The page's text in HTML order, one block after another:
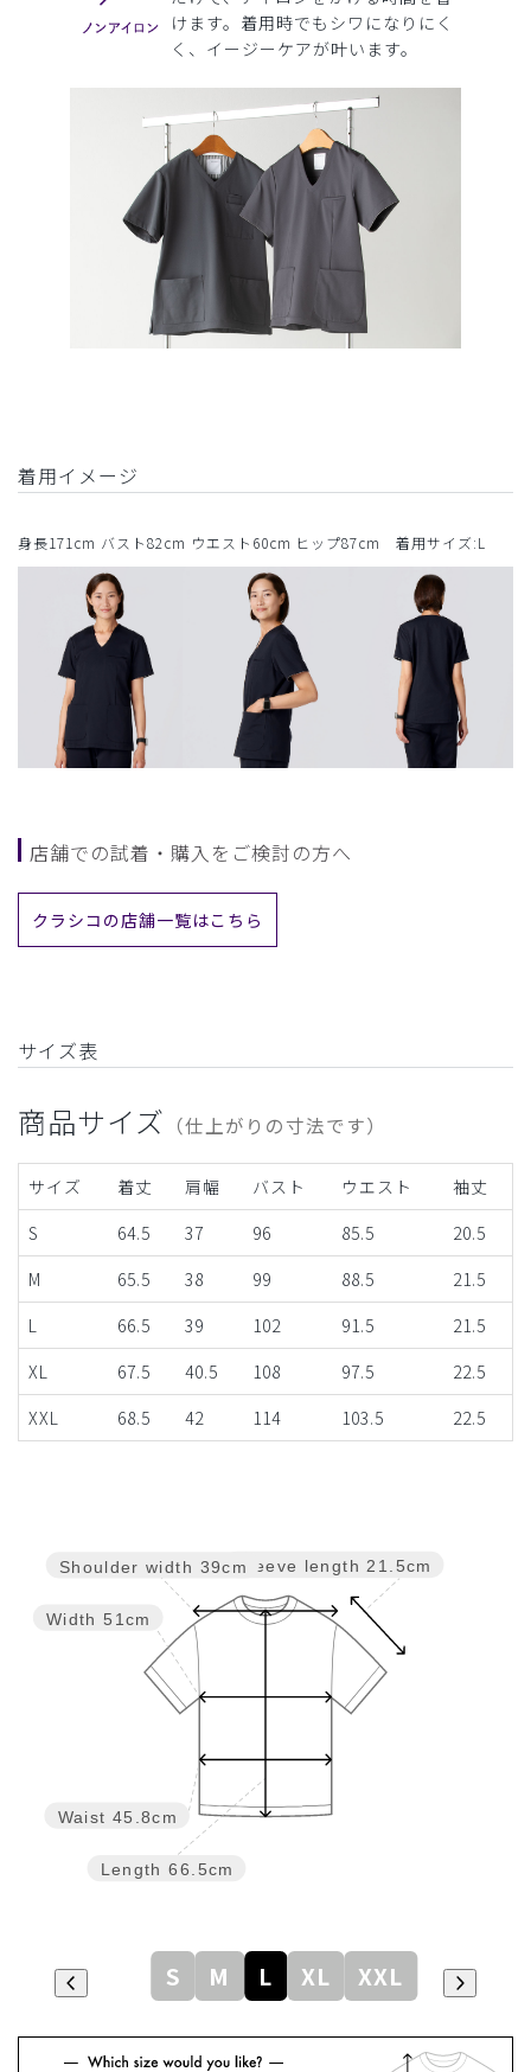
けます。着用時でもシワになりにく
く、イージーケアが叶います。
着用イメージ
身長171cm バスト82cm ウエスト60cm ヒップ87cm 着用サイズ:L
店舗での試着・購入をご検討の方へ
クラシコの店舗一覧はこちら
サイズ表
商品サイズ （仕上がりの寸法です）
サイズ 着丈 肩幅 バスト ウエスト
袖丈
S
64.5 37 96 85.5
20.5
M
65.5 38 99 88.5
21.5
L
66.5 39 102 91.5
21.5
XL
67.5 40.5 108 97.5
22.5
XXL
68.5 42 114 103.5 22.5
Sleeve length 21.5cm
Length 66.5cm
Waist 45.8cm
Width 51cm
Shoulder width 39cm
S M L XL XXL